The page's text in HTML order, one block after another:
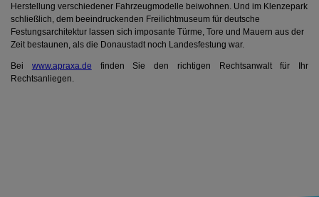
Herstellung verschiedener Fahrzeugmodelle beiwohnen. Und im Klenzepark
schließlich, dem beeindruckenden Freilichtmuseum für deutsche
Festungsarchitektur lassen sich imposante Türme, Tore und Mauern aus der
Zeit bestaunen, als die Donaustadt noch Landesfestung war.
Bei www.apraxa.de finden Sie den richtigen Rechtsanwalt für Ihr
Rechtsanliegen.